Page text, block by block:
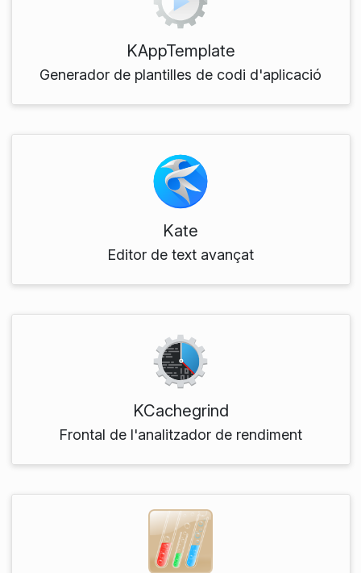
KAppTemplate
Generador de plantilles de codi d'aplicació
Kate
Editor de text avançat
KCachegrind
Frontal de l'analitzador de rendiment